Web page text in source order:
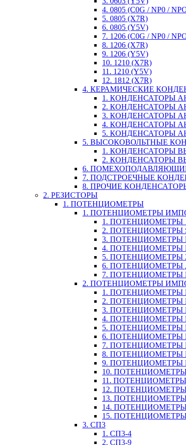
4. 0805 (C0G / NP0 /
5. 0805 (X7R)
6. 0805 (Y5V)
7. 1206 (C0G / NP0 /
8. 1206 (X7R)
9. 1206 (Y5V)
10. 1210 (X7R)
11. 1210 (Y5V)
12. 1812 (X7R)
4. КЕРАМИЧЕСКИЕ
1. КОНДЕНСАТОРЫ
2. КОНДЕНСАТОРЫ
3. КОНДЕНСАТОРЫ
4. КОНДЕНСАТОРЫ
5. КОНДЕНСАТОРЫ
5. ВЫСОКОВОЛЬТНЫЕ
1. КОНДЕНСАТОРЫ
2. КОНДЕНСАТОРЫ
6.
7. ПОДСТРОЕЧНЫЕ
8. ПРОЧИЕ
2. РЕЗИСТОРЫ
1. ПОТЕНЦИОМЕТРЫ
1. ПОТЕНЦИОМЕТРЫ
1. ПОТЕНЦИОМЕТРЫ
2. ПОТЕНЦИОМЕТРЫ
3. ПОТЕНЦИОМЕТРЫ
4. ПОТЕНЦИОМЕТРЫ
5. ПОТЕНЦИОМЕТРЫ
6.
7. ПОТЕНЦИОМЕТРЫ
2. ПОТЕНЦИОМЕТРЫ
1. ПОТЕНЦИОМЕТРЫ
2. ПОТЕНЦИОМЕТРЫ
3. ПОТЕНЦИОМЕТРЫ
4. ПОТЕНЦИОМЕТРЫ
5. ПОТЕНЦИОМЕТРЫ
6. ПОТЕНЦИОМЕТРЫ
7. ПОТЕНЦИОМЕТРЫ
8. ПОТЕНЦИОМЕТРЫ
9. ПОТЕНЦИОМЕТРЫ
10.
11. ПОТЕНЦИОМЕТРЫ
12.
13.
14.
15.
3. СП3
1. СП3-4
2. СП3-9